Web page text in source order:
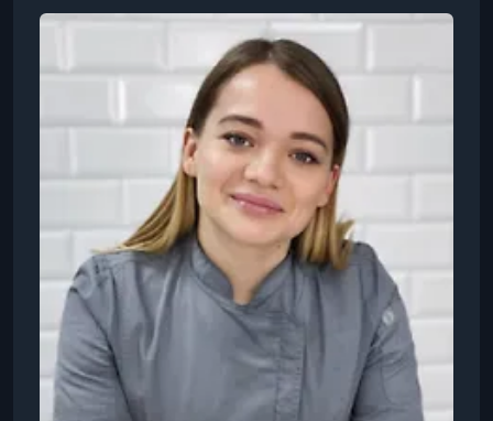
пользователи могут освоить приготовление
десертов с нуля или углубить свои навыки.
Основной акцент сделан не только на
рецептах, но и на понимании технологических
процессов, работе с ингредиентами и
достижении стабильного результата.